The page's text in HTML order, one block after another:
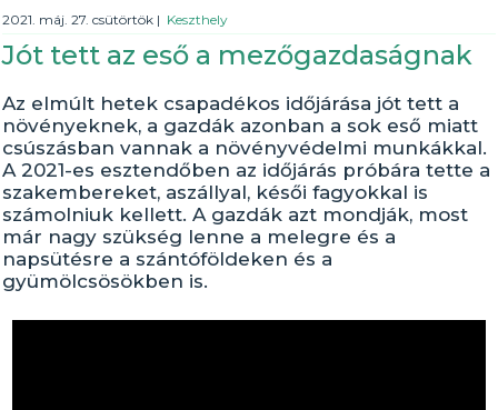
2021. máj. 27. csütörtök | Keszthely
Jót tett az eső a mezőgazdaságnak
Az elmúlt hetek csapadékos időjárása jót tett a
növényeknek, a gazdák azonban a sok eső miatt
csúszásban vannak a növényvédelmi munkákkal.
A 2021-es esztendőben az időjárás próbára tette a
szakembereket, aszállyal, késői fagyokkal is
számolniuk kellett. A gazdák azt mondják, most
már nagy szükség lenne a melegre és a
napsütésre a szántóföldeken és a
gyümölcsösökben is.